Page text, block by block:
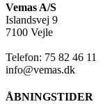
Vemas A/S
Islandsvej 9
7100 Vejle
Telefon: 75 82 46 11
info@vemas.dk
ÅBNINGSTIDER